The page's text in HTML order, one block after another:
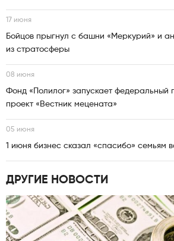
17 июня
Бойцов прыгнул с башни «Меркурий» и
из стратосферы
08 июня
Фонд «Полилог» запускает федеральный
проект «Вестник мецената»
05 июня
1 июня бизнес сказал «спасибо» семьям
ДРУГИЕ НОВОСТИ